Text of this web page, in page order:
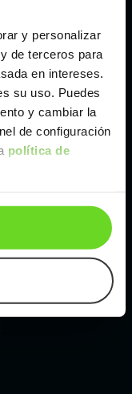
y personalizar
de terceros para
en intereses.
su uso. Puedes
y cambiar la
de configuración
política de
por